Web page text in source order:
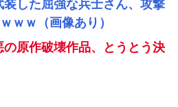
装した屈強な兵士さん、攻撃
ｗｗ（画像あり）
の原作破壊作品、とうとう決